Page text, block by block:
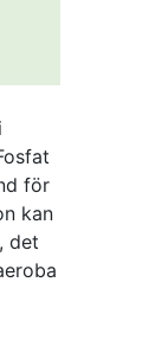
för
kan
det